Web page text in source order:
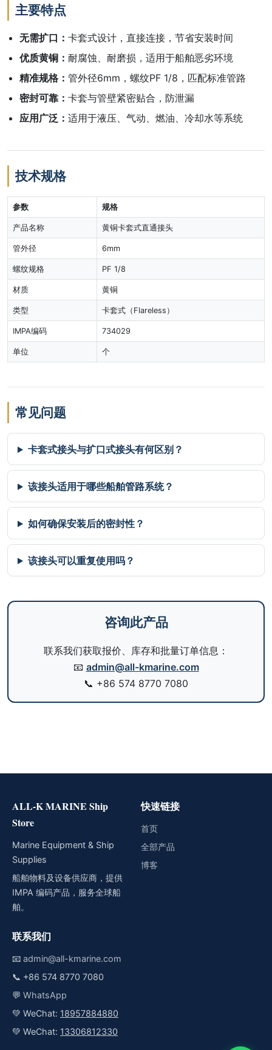
主要特点
无需扩口： 卡套式设计，直接连接，节省安装时间
优质黄铜： 耐腐蚀、耐磨损，适用于船舶恶劣环境
精准规格： 管外径6mm，螺纹PF 1/8，匹配标准管路
密封可靠： 卡套与管壁紧密贴合，防泄漏
应用广泛： 适用于液压、气动、燃油、冷却水等系统
技术规格
参数 规格
产品名称 黄铜卡套式直通接头
管外径 6mm
螺纹规格 PF 1/8
材质 黄铜
类型 卡套式（Flareless）
IMPA编码 734029
单位 个
常见问题
卡套式接头与扩口式接头有何区别？
该接头适用于哪些船舶管路系统？
如何确保安装后的密封性？
该接头可以重复使用吗？
咨询此产品
联系我们获取报价、库存和批量订单信息：
📧 admin@all-kmarine.com
📞 +86 574 8770 7080
ALL-K MARINE Ship
Store
Marine Equipment & Ship
Supplies
船舶物料及设备供应商，提供
IMPA 编码产品，服务全球船
舶。
快速链接
首页
全部产品
博客
联系我们
📧 admin@all-kmarine.com
📞 +86 574 8770 7080
💬 WhatsApp
💚 WeChat: 18957884880
💚 WeChat: 13306812330